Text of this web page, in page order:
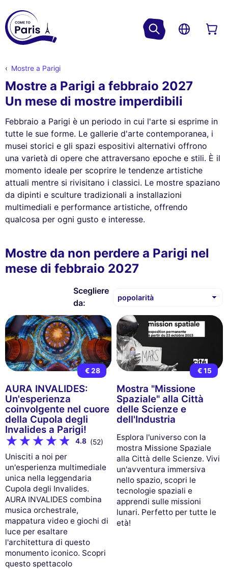
Mostre a Parigi
Mostre a Parigi a febbraio 2027
Un mese di mostre imperdibili
Febbraio a Parigi è un periodo in cui l'arte si esprime in
tutte le sue forme. Le gallerie d'arte contemporanea, i
musei storici e gli spazi espositivi alternativi offrono
una varietà di opere che attraversano epoche e stili. È il
momento ideale per scoprire le tendenze artistiche
attuali mentre si rivisitano i classici. Le mostre spaziano
da dipinti e sculture tradizionali a installazioni
multimediali e performance artistiche, offrendo
qualcosa per ogni gusto e interesse.
Mostre da non perdere a Parigi nel
mese di febbraio 2027
Scegliere
da:
€ 28
AURA INVALIDES:
Un'esperienza
coinvolgente nel cuore
della Cupola degli
Invalides a Parigi!
4.8 (52)
Unisciti a noi per
un'esperienza multimediale
unica nella leggendaria
Cupola degli Invalides.
AURA INVALIDES combina
musica orchestrale,
mappatura video e giochi di
luce per esaltare
l'architettura di questo
monumento iconico. Scopri
questo spettacolo
€ 15
Mostra "Missione
Spaziale" alla Città
delle Scienze e
dell'Industria
Esplora l'universo con la
mostra Missione Spaziale
alla Città delle Scienze. Vivi
un'avventura immersiva
nello spazio, scopri le
tecnologie spaziali e
apprendi sulle missioni
lunari. Perfetto per tutte le
età!